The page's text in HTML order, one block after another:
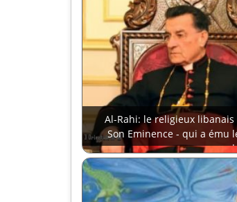
Al-Rahi: le religieux libanais
Son Eminence - qui a ému